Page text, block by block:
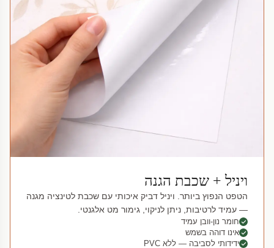
ויניל + שכבת הגנה
הטפט הנפוץ ביותר. ויניל דביק איכותי עם שכבת לטינציה מגנה
— עמיד לרטיבות, ניתן לניקוי, גימור מט אלגנטי.
חומר נון-וובן עמיד
אינו דוהה בשמש
ידידותי לסביבה — ללא PVC